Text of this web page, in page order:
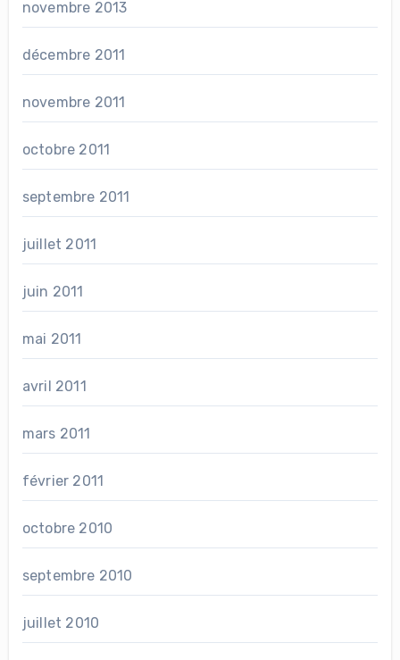
novembre 2013
décembre 2011
novembre 2011
octobre 2011
septembre 2011
juillet 2011
juin 2011
mai 2011
avril 2011
mars 2011
février 2011
octobre 2010
septembre 2010
juillet 2010